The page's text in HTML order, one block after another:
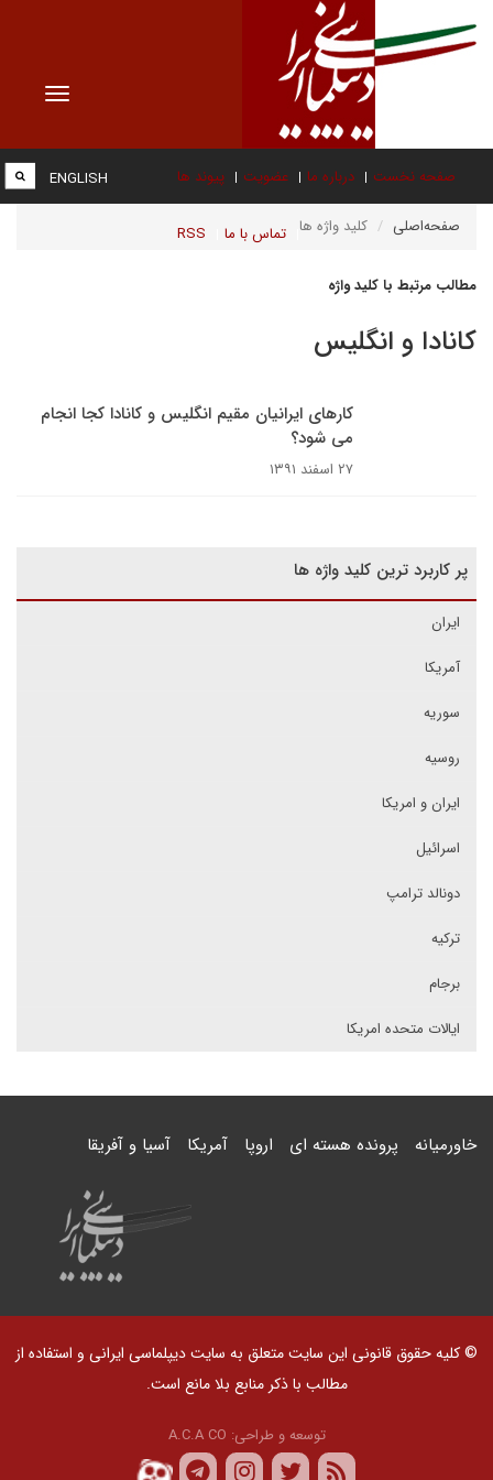
Toggle
صفحه نخست درباره ما عضویت پیوند ها
تماس با ما RSS
ENGLISH
صفحه‌اصلی کلید واژه ها
مطالب مرتبط با کلید واژه
کانادا و انگلیس
کارهای ایرانیان مقیم انگلیس و کانادا کجا انجام
می شود؟
۲۷ اسفند ۱۳۹۱
پر کاربرد ترین کلید واژه ها
ایران
آمریکا
سوریه
روسیه
ایران و امریکا
اسرائیل
دونالد ترامپ
ترکیه
برجام
ایالات متحده امریکا
خاورمیانه پرونده هسته ای اروپا آمریکا آسیا و آفریقا
© کلیه حقوق قانونی این سایت متعلق به سایت دیپلماسی ایرانی و استفاده از
مطالب با ذکر منابع بلا مانع است.
توسعه و طراحی: A.C.A CO